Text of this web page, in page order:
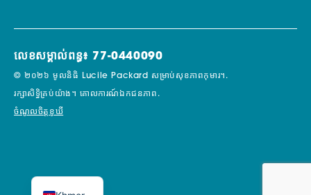
លេខសម្គាល់ពន្ធ៖ 77-0440090
© ២០២៦ មូលនិធិ Lucile Packard សម្រាប់សុខភាពកុមារ។.
រក្សាសិទ្ធិគ្រប់យ៉ាង។ គោលការណ៍ឯកជនភាព.
ចំណូលចិត្តខូឃី